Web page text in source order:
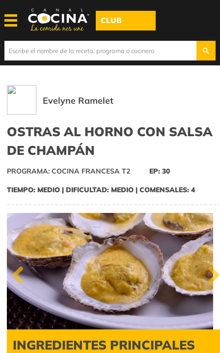
CLUB
Evelyne Ramelet
OSTRAS AL HORNO CON SALSA
DE CHAMPÁN
PROGRAMA: COCINA FRANCESA T2 EP: 30
TIEMPO: MEDIO | DIFICULTAD: MEDIO | COMENSALES: 4
Previous Next
INGREDIENTES PRINCIPALES